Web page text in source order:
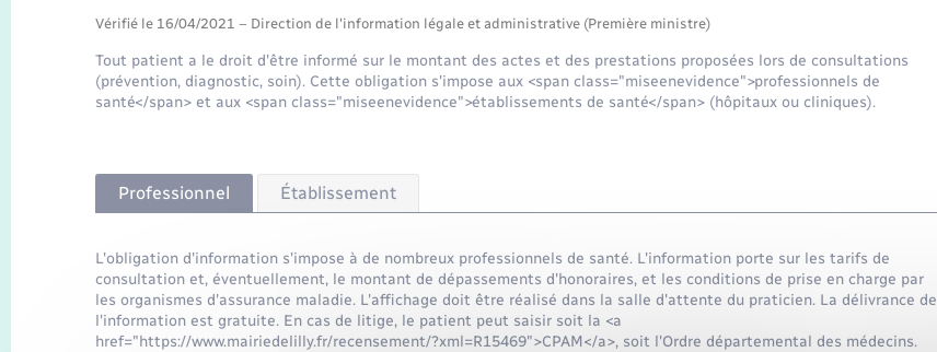
Vérifié le 16/04/2021 – Direction de l'information légale et administrative (Première ministre)
Tout patient a le droit d'être informé sur le montant des actes et des prestations proposées lors de consultations
(prévention, diagnostic, soin). Cette obligation s'impose aux <span class="miseenevidence">professionnels de
santé</span> et aux <span class="miseenevidence">établissements de santé</span> (hôpitaux ou cliniques).
Professionnel Établissement
L'obligation d'information s'impose à de nombreux professionnels de santé. L'information porte sur les tarifs de
consultation et, éventuellement, le montant de dépassements d'honoraires, et les conditions de prise en charge par
les organismes d'assurance maladie. L'affichage doit être réalisé dans la salle d'attente du praticien. La délivrance de
l'information est gratuite. En cas de litige, le patient peut saisir soit la <a
href="https://www.mairiedelilly.fr/recensement/?xml=R15469">CPAM</a>, soit l'Ordre départemental des médecins.